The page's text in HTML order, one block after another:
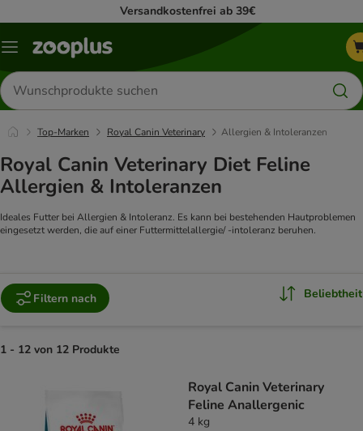
Versandkostenfrei ab 39€
Menü
Produkte
suchen
Top-Marken Royal Canin Veterinary Allergien & Intoleranzen
Royal Canin Veterinary Diet Feline
Allergien & Intoleranzen
Ideales Futter bei Allergien & Intoleranz. Es kann bei bestehenden Hautproblemen
eingesetzt werden, die auf einer Futtermittelallergie/ -intoleranz beruhen.
Filtern nach Beliebtheit
1 - 12 von 12 Produkte
Royal Canin Veterinary
Feline Anallergenic
4 kg